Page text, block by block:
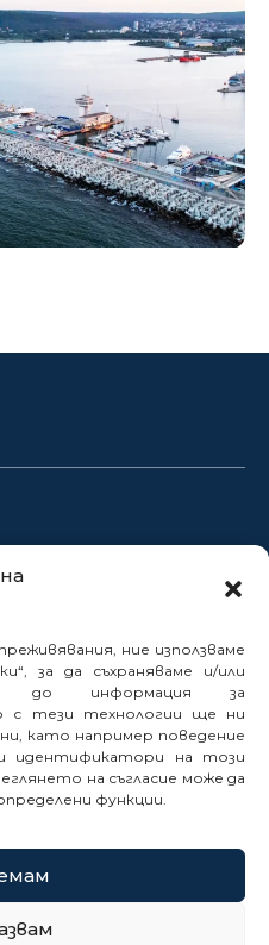
ние използваме
за да съхраняваме и/или
до информация за
с тези технологии ще ни
като например поведение
идентификатори на този
на съгласие може да
функции.